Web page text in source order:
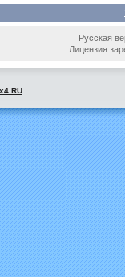
Русская
Лицензия